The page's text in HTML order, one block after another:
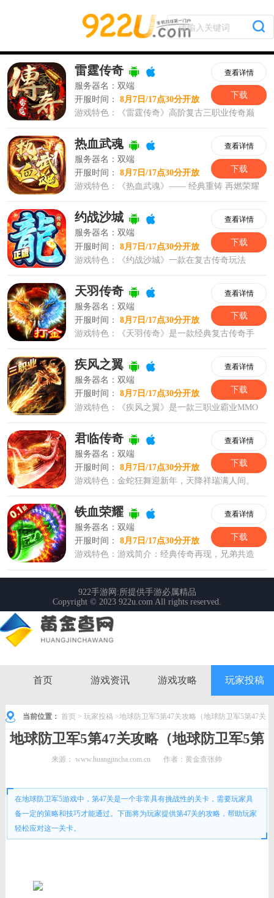
首页 游戏资讯 游戏攻略 玩家投稿
当前位置： 首页 > 玩家投稿 >地球防卫军5第47关攻略（地球防卫军5第47关
攻略图）
地球防卫军5第47关攻略（地球防卫军5第
47关攻略图）
来源：www.huangjincha.com.cn 作者：黄金查张帅
在地球防卫军5游戏中，第47关是一个非常具有挑战性的关卡，需要玩家具
备一定的策略和技巧才能通过。下面将为玩家提供第47关的攻略，帮助玩家
轻松应对这一关卡。